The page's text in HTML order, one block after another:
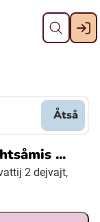
Dahpa
Åtså
...
2 dejvajt,